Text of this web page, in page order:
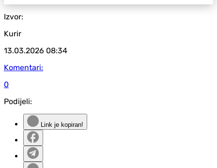
Izvor:
Kurir
13.03.2026 08:34
Komentari:
0
Podijeli:
Link je kopiran!